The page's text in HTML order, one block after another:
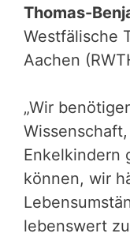
Thomas-
Westfälische
Aachen
„Wir
Enkelkindern
können, wir
lebenswert